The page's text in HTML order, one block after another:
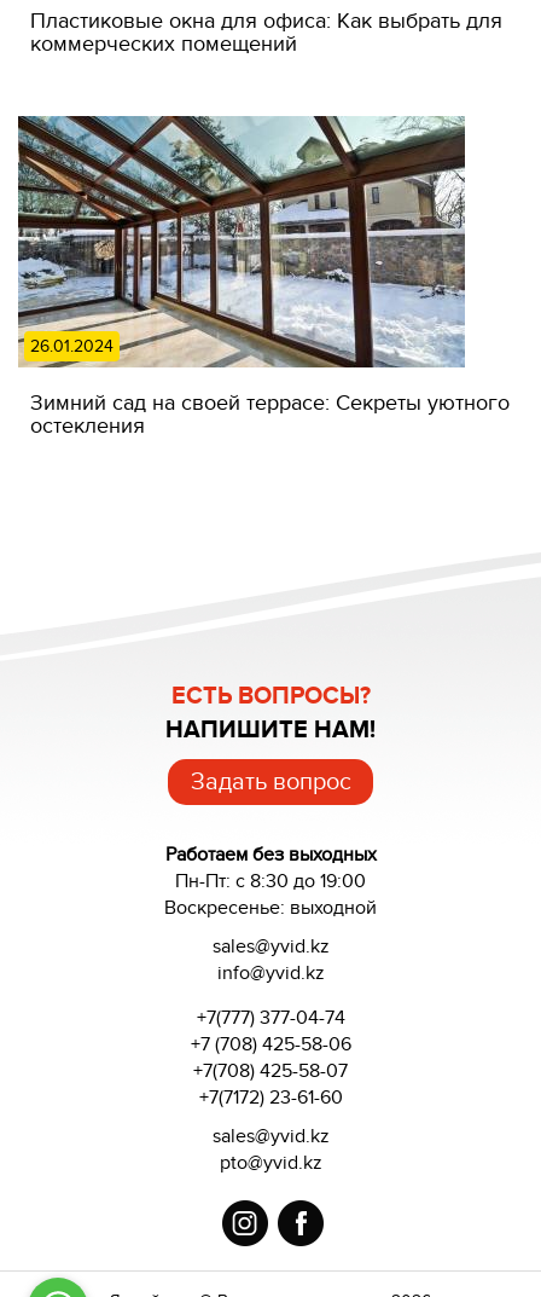
Пластиковые окна для офиса: Как выбрать для
коммерческих помещений
26.01.2024
Зимний сад на своей террасе: Секреты уютного
остекления
ЕСТЬ ВОПРОСЫ?
НАПИШИТЕ НАМ!
Задать вопрос
Работаем без выходных
Пн-Пт: с 8:30 до 19:00
Воскресенье: выходной
sales@yvid.kz
info@yvid.kz
+7(777) 377-04-74
+7 (708) 425-58-06
+7(708) 425-58-07
+7(7172) 23-61-60
sales@yvid.kz
pto@yvid.kz